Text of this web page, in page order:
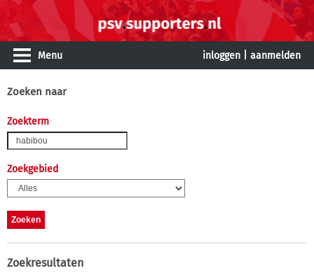
Menu inloggen aanmelden
Zoeken naar
Zoekterm
Zoekgebied
Zoekresultaten